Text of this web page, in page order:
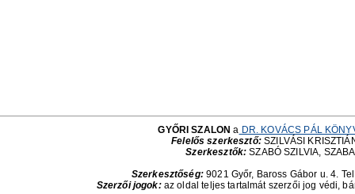
GYŐRI SZALON a DR. KOVÁCS PÁL
Felelős szerkesztő:SZILVÁSI
Szerkesztők:SZABÓ SZILVIA,
Szerkesztőség:9021 Győr, Baross Gábor u. 4.
Szerzői jogok:az oldal teljes tartalmát szerzői jog védi,